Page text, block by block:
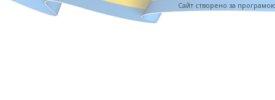
Cайт створено за